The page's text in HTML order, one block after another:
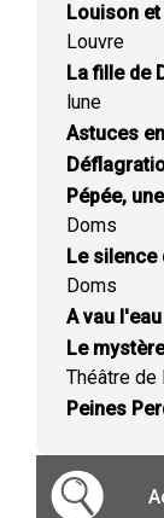
Louison
Louvre
La fille de
lune
Astuces
Pépée,
Doms
Le silence
Doms
A vau l'eau
Le
Théâtre de
Peines